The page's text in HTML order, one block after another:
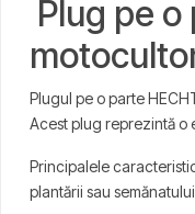
Plug pe
Plugul pe o parte
Acest plug reprezintă o
Principalele
plantării sau